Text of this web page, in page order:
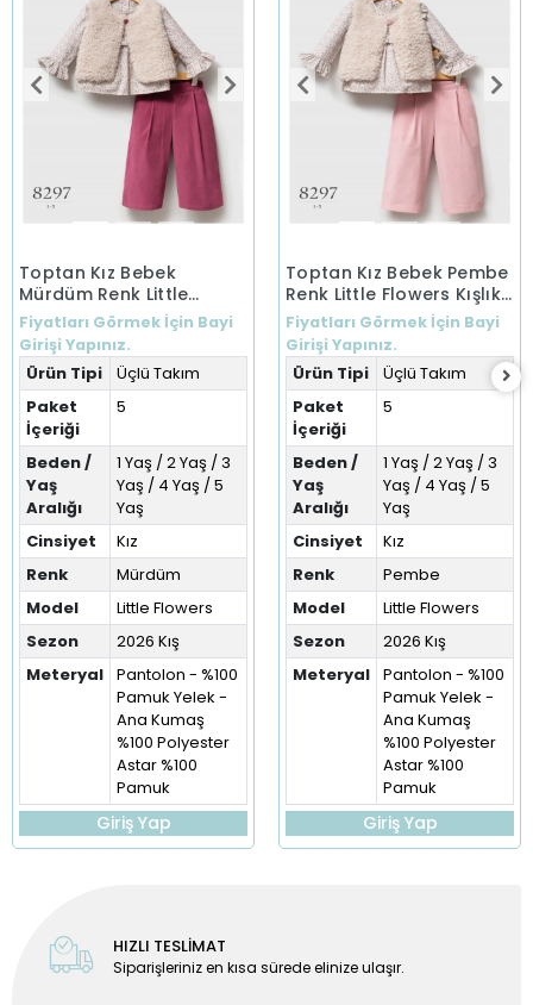
Toptan Kız Bebek
Mürdüm Renk Little
Flowers Kışlık Üçlü Takım
(1-5 Yaş)
Fiyatları Görmek İçin Bayi
Girişi Yapınız.
Ürün Tipi
Üçlü Takım
Paket
İçeriği
5
Beden /
Yaş
Aralığı
1 Yaş / 2 Yaş / 3
Yaş / 4 Yaş / 5
Yaş
Cinsiyet
Kız
Renk
Mürdüm
Model
Little Flowers
Sezon
2026 Kış
Meteryal Pantolon - %100
Pamuk Yelek -
Ana Kumaş
%100 Polyester
Astar %100
Pamuk
Giriş Yap
Toptan Kız Bebek Pembe
Renk Little Flowers Kışlık
Üçlü Takım (1-5 Yaş)
Fiyatları Görmek İçin Bayi
Girişi Yapınız.
Ürün Tipi
Üçlü Takım
Paket
İçeriği
5
Beden /
Yaş
Aralığı
1 Yaş / 2 Yaş / 3
Yaş / 4 Yaş / 5
Yaş
Cinsiyet
Kız
Renk
Pembe
Model
Little Flowers
Sezon
2026 Kış
Meteryal Pantolon - %100
Pamuk Yelek -
Ana Kumaş
%100 Polyester
Astar %100
Pamuk
Giriş Yap
HIZLI TESLİMAT
Siparişleriniz en kısa sürede elinize ulaşır.